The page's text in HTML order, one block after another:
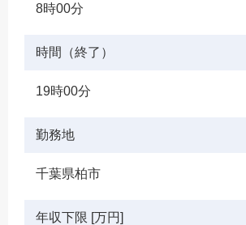
8時00分
時間（終了）
19時00分
勤務地
千葉県柏市
年収下限 [万円]